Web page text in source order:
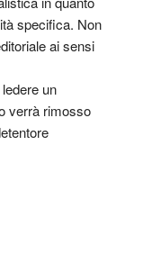
specifica. Non
ai sensi
un
verrà rimosso